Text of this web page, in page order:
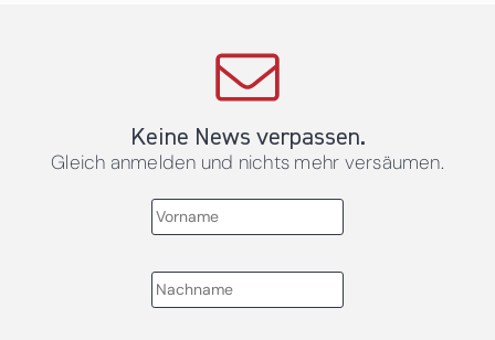
Keine News verpassen.
Gleich anmelden und nichts mehr versäumen.